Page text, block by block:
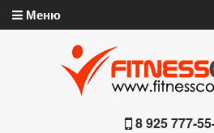
Меню
8 925 777-